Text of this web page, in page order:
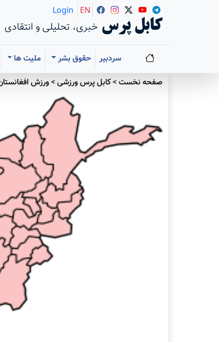
کابل پرس خبری، تحلیلی و انتقادی
Login EN
سردبیر حقوق بشر ملیت ها
صفحه نخست>کابل پرس ورزشی>ورزش